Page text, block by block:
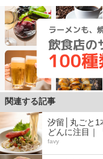
関連する記事
汐留│丸ごと1
どんに注目｜
favy